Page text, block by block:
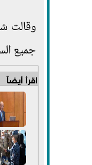
جميع
اقرأ أيضاً